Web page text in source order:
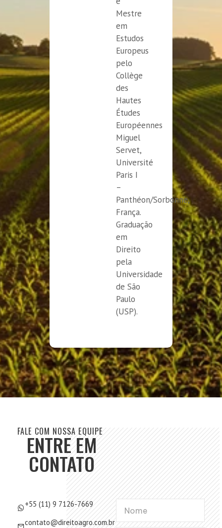
Mestre
em
Estudos
Europeus
pelo
Collège
des
Hautes
Études
Européennes
Miguel
Servet,
Université
Paris I
–
Panthéon/Sorbonne,
França.
Graduação
em
Direito
pela
Universidade
de São
Paulo
(USP).
FALE COM NOSSA EQUIPE
ENTRE EM
CONTATO
+55 (11) 9 7126-7669
contato@direitoagro.com.br